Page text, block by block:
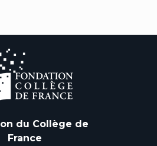
du Collège de
France